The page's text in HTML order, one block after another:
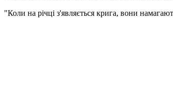
"Коли на річці з'являється крига, вони